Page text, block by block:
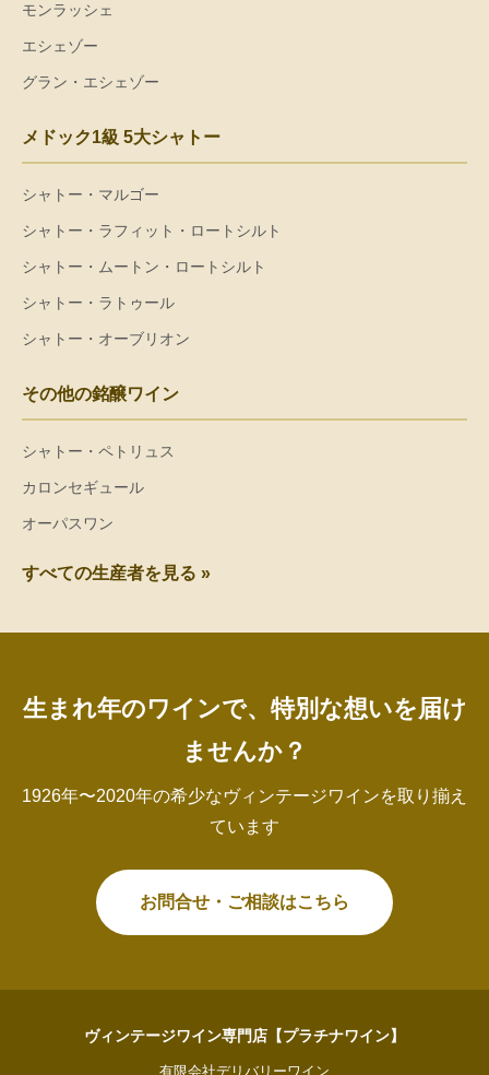
モンラッシェ
エシェゾー
グラン・エシェゾー
メドック1級 5大シャトー
シャトー・マルゴー
シャトー・ラフィット・ロートシルト
シャトー・ムートン・ロートシルト
シャトー・ラトゥール
シャトー・オーブリオン
その他の銘醸ワイン
シャトー・ペトリュス
カロンセギュール
オーパスワン
すべての生産者を見る »
生まれ年のワインで、特別な想いを届け
ませんか？
1926年〜2020年の希少なヴィンテージワインを取り揃え
ています
お問合せ・ご相談はこちら
ヴィンテージワイン専門店【プラチナワイン】
有限会社デリバリーワイン